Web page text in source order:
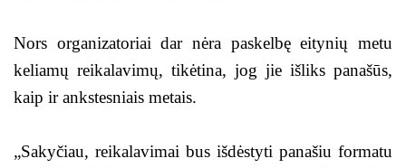
Nors organizatoriai dar nėra paskelbę eitynių metu
keliamų reikalavimų, tikėtina, jog jie išliks panašūs,
kaip ir ankstesniais metais.
„Sakyčiau, reikalavimai bus išdėstyti panašiu formatu